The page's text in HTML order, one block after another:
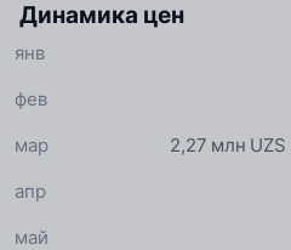
Динамика цен
янв
фев
2,27 млн UZS
мар
апр
май